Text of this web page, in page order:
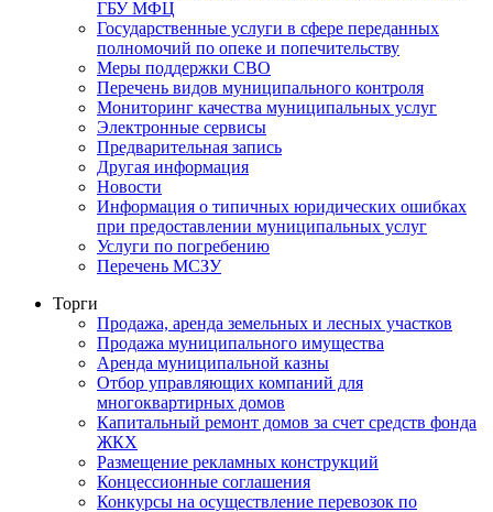
ГБУ МФЦ
Государственные услуги в сфере переданных
полномочий по опеке и попечительству
Меры поддержки СВО
Перечень видов муниципального контроля
Мониторинг качества муниципальных услуг
Электронные сервисы
Предварительная запись
Другая информация
Новости
Информация о типичных юридических ошибках
при предоставлении муниципальных услуг
Услуги по погребению
Перечень МСЗУ
Торги
Продажа, аренда земельных и лесных участков
Продажа муниципального имущества
Аренда муниципальной казны
Отбор управляющих компаний для
многоквартирных домов
Капитальный ремонт домов за счет средств фонда
ЖКХ
Размещение рекламных конструкций
Концессионные соглашения
Конкурсы на осуществление перевозок по